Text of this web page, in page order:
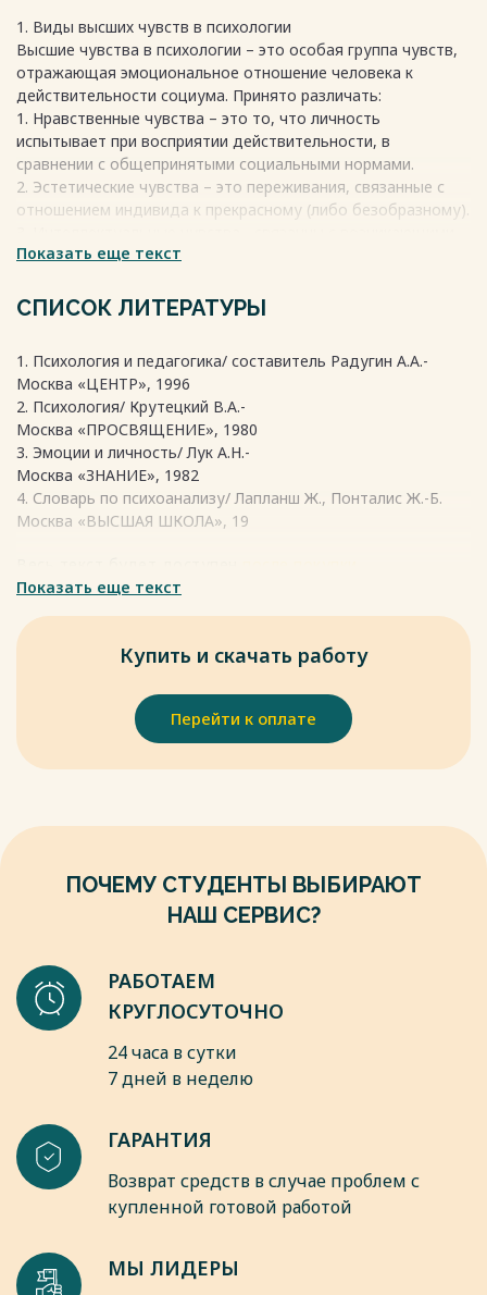
1. Виды высших чувств в психологии
Высшие чувства в психологии – это особая группа чувств,
отражающая эмоциональное отношение человека к
действительности социума. Принято различать:
1. Нравственные чувства – это то, что личность
испытывает при восприятии действительности, в
сравнении с общепринятыми социальными нормами.
2. Эстетические чувства – это переживания, связанные с
отношением индивида к прекрасному (либо безобразному).
переживаниями в процессе познавательной деятельности.
Весь текст будет доступенпосле покупки
Показать еще текст
СПИСОК ЛИТЕРАТУРЫ
1. Психология и педагогика/ составитель Радугин А.А.-
Москва «ЦЕНТР», 1996
2. Психология/ Крутецкий В.А.-
Москва «ПРОСВЯЩЕНИЕ», 1980
3. Эмоции и личность/ Лук А.Н.-
Москва «ЗНАНИЕ», 1982
4. Словарь по психоанализу/ Лапланш Ж., Понталис Ж.-Б.
Москва «ВЫСШАЯ ШКОЛА», 19
Показать еще текст
Купить и скачать работу
Перейти к оплате
ПОЧЕМУ СТУДЕНТЫ ВЫБИРАЮТ
НАШ СЕРВИС?
РАБОТАЕМ
КРУГЛОСУТОЧНО
24 часа в сутки
7 дней в неделю
ГАРАНТИЯ
Возврат средств в случае проблем с
купленной готовой работой
МЫ ЛИДЕРЫ